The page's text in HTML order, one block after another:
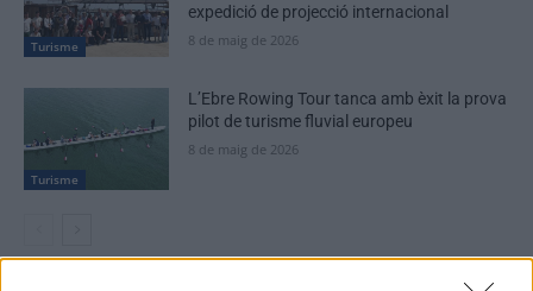
Turisme
expedició de projecció internacional
8 de maig de 2026
Turisme
L’Ebre Rowing Tour tanca amb èxit la prova
pilot de turisme fluvial europeu
8 de maig de 2026